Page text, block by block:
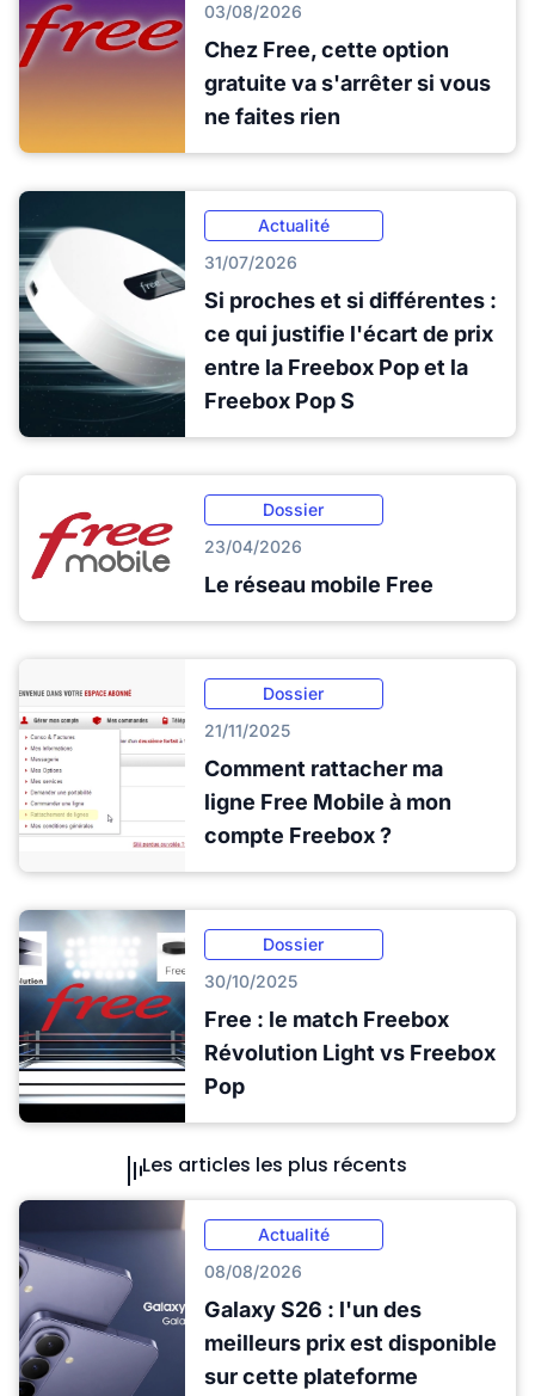
03/08/2026
Chez Free, cette option
gratuite va s'arrêter si vous
ne faites rien
Actualité
31/07/2026
Si proches et si différentes :
ce qui justifie l'écart de prix
entre la Freebox Pop et la
Freebox Pop S
Dossier
23/04/2026
Le réseau mobile Free
Dossier
21/11/2025
Comment rattacher ma
ligne Free Mobile à mon
compte Freebox ?
Dossier
30/10/2025
Free : le match Freebox
Révolution Light vs Freebox
Pop
Les articles les plus récents
Actualité
08/08/2026
Galaxy S26 : l'un des
meilleurs prix est disponible
sur cette plateforme